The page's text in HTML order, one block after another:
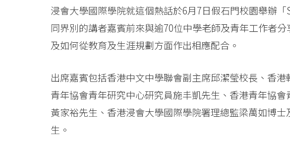
浸會大學國際學院就這個熱話於6月7日假石門校園舉辦
同界別的講者嘉賓前來與逾70位中學老師及青年工作者
及如何從教育及生涯規劃方面作出相應配合。
出席嘉賓包括香港中文中學聯會副主席邱潔瑩校長、香
青年協會青年研究中心研究員施丰凱先生、香港青年協
黃家裕先生、香港浸會大學國際學院署理總監梁萬如博
生。